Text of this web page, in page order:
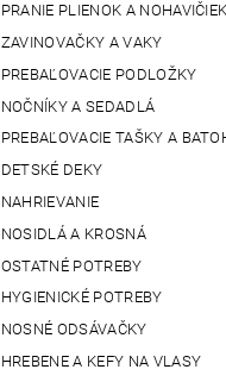
PRANIE PLIENOK A NOHAVIČIEK
ZAVINOVAČKY A VAKY
PREBAĽOVACIE PODLOŽKY
NOČNÍKY A SEDADLÁ
PREBAĽOVACIE TAŠKY A
DETSKÉ DEKY
NAHRIEVANIE
NOSIDLÁ A KROSNÁ
OSTATNÉ POTREBY
HYGIENICKÉ POTREBY
NOSNÉ ODSÁVAČKY
HREBENE A KEFY NA VLASY